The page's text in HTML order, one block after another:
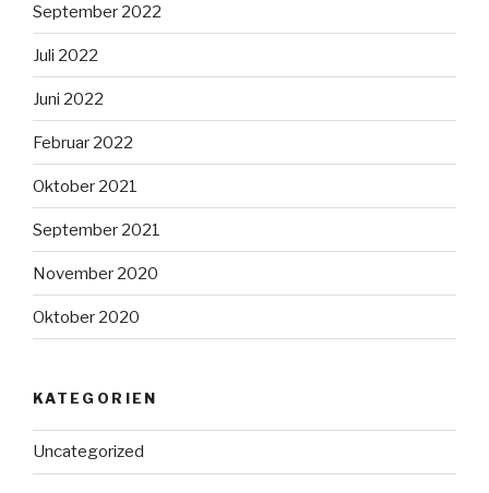
September 2022
Juli 2022
Juni 2022
Februar 2022
Oktober 2021
September 2021
November 2020
Oktober 2020
KATEGORIEN
Uncategorized